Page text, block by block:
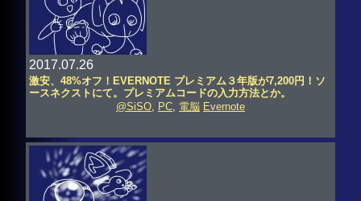
2017.07.26
激安、48%オフ！EVERNOTE プレミアム３年版が7,200円！ソ
ースネクストにて。プレミアムコードの入力方法とか。
@SiSO, PC, 電脳 Evernote